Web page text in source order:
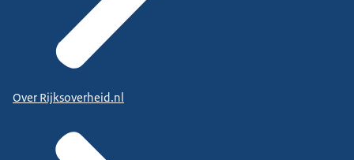
Over Rijksoverheid.nl